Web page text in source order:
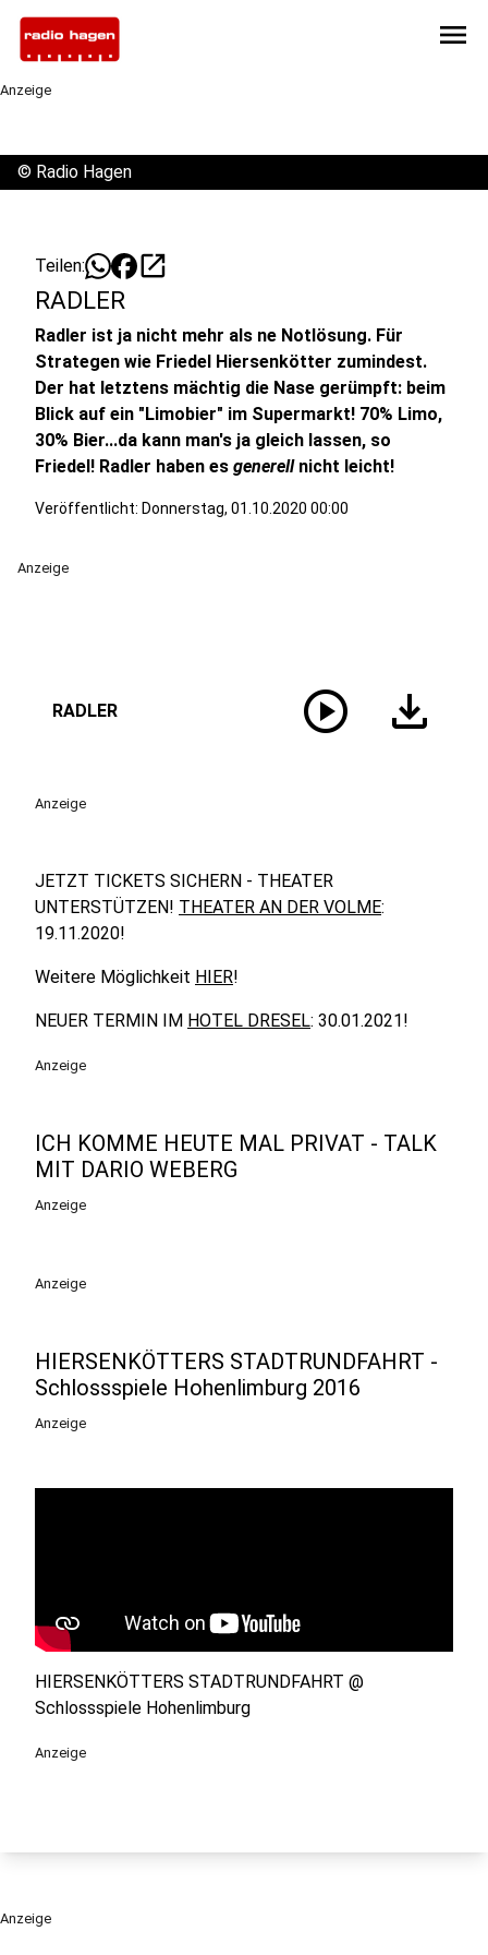
menu
Anzeige
© Radio Hagen
Teilen: open_in_new
RADLER
Radler ist ja nicht mehr als ne Notlösung. Für
Strategen wie Friedel Hiersenkötter zumindest.
Der hat letztens mächtig die Nase gerümpft: beim
Blick auf ein "Limobier" im Supermarkt! 70% Limo,
30% Bier...da kann man's ja gleich lassen, so
Friedel! Radler haben es generell nicht leicht!
Veröffentlicht: Donnerstag, 01.10.2020 00:00
Anzeige
RADLER play_circle download
Anzeige
JETZT TICKETS SICHERN - THEATER
UNTERSTÜTZEN! THEATER AN DER VOLME:
19.11.2020!
Weitere Möglichkeit HIER!
NEUER TERMIN IM HOTEL DRESEL: 30.01.2021!
Anzeige
ICH KOMME HEUTE MAL PRIVAT - TALK
MIT DARIO WEBERG
Anzeige
Anzeige
HIERSENKÖTTERS STADTRUNDFAHRT -
Schlossspiele Hohenlimburg 2016
Anzeige
HIERSENKÖTTERS STADTRUNDFAHRT @
Schlossspiele Hohenlimburg
Anzeige
Anzeige